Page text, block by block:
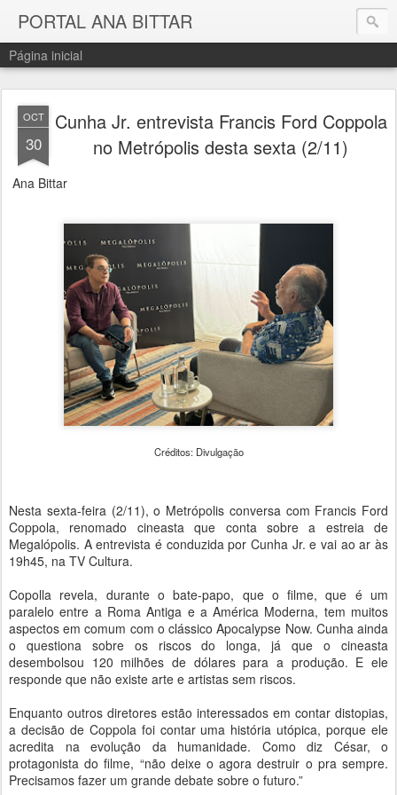
PORTAL ANA BITTAR
Página inicial
OCT
30
Cunha Jr. entrevista Francis Ford Coppola
no Metrópolis desta sexta (2/11)
Ana Bittar
Créditos: Divulgação
Nesta sexta-feira (2/11), o Metrópolis conversa com Francis Ford
Coppola, renomado cineasta que conta sobre a estreia de
Megalópolis. A entrevista é conduzida por Cunha Jr. e vai ao ar às
19h45, na TV Cultura.
Copolla revela, durante o bate-papo, que o filme, que é um
paralelo entre a Roma Antiga e a América Moderna, tem muitos
aspectos em comum com o clássico Apocalypse Now. Cunha ainda
o questiona sobre os riscos do longa, já que o cineasta
desembolsou 120 milhões de dólares para a produção. E ele
responde que não existe arte e artistas sem riscos.
Enquanto outros diretores estão interessados em contar distopias,
a decisão de Coppola foi contar uma história utópica, porque ele
acredita na evolução da humanidade. Como diz César, o
protagonista do filme, “não deixe o agora destruir o pra sempre.
Precisamos fazer um grande debate sobre o futuro.”